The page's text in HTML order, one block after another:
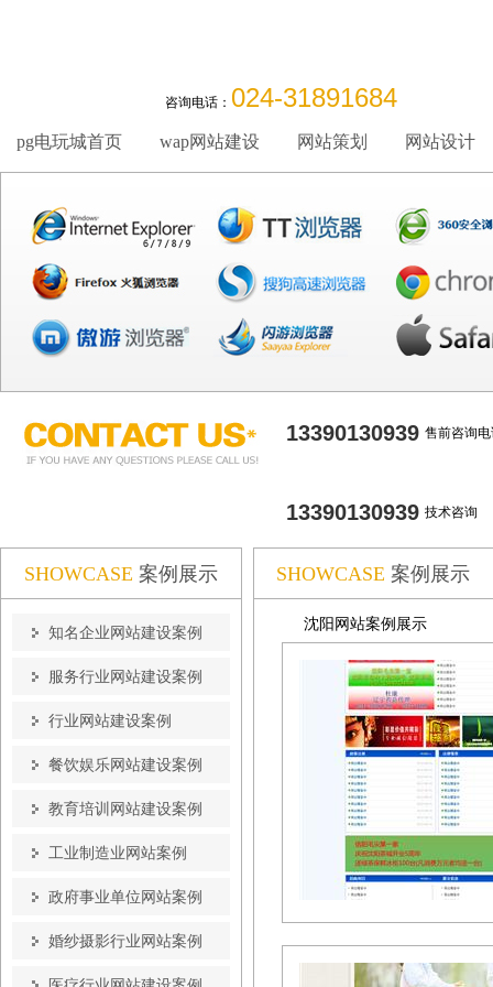
咨询电话： 024-31891684
pg电玩城首页 wap网站建设 网站策划 网站设计
13390130939 售前咨询
13390130939 技术咨询
SHOWCASE 案例展示
知名企业网站建设案例
服务行业网站建设案例
行业网站建设案例
餐饮娱乐网站建设案例
教育培训网站建设案例
工业制造业网站案例
政府事业单位网站案例
婚纱摄影行业网站案例
SHOWCASE 案例展示
沈阳网站案例展示